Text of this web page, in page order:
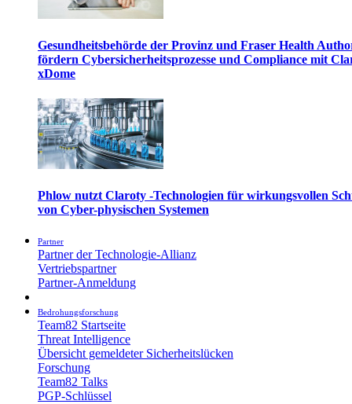
Gesundheitsbehörde der Provinz und Fraser Health
fördern Cybersicherheitsprozesse und Compliance mit
xDome
Phlow nutzt Claroty -Technologien für wirkungsvollen
von Cyber-physischen Systemen
Partner
Partner der Technologie-Allianz
Vertriebspartner
Partner-Anmeldung
Bedrohungsforschung
Team82 Startseite
Threat Intelligence
Übersicht gemeldeter Sicherheitslücken
Forschung
Team82 Talks
PGP-Schlüssel